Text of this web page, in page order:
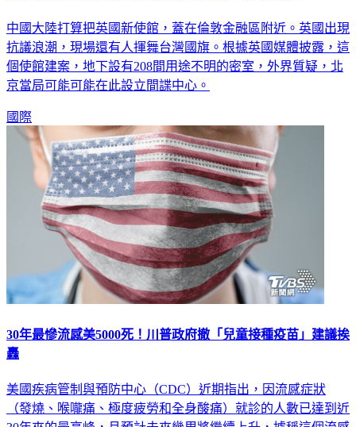
中國大陸打算把英國新使館，蓋在倫敦金融區附近。英國出現
抗議浪潮，現場還有人揮舞台灣國旗。根據英國媒體披露，這
個使館建案，地下設有208間用途不明的密室，外界質疑，北
京當局可能可能在此設立間諜中心。
國際
30年最慘流感美5000死！川普政府撤「兒童接種疫苗」建議挨
轟
美國疾病管制與預防中心（CDC）近期指出，因流感症狀
（發燒、喉嚨痛、極度疲勞和全身酸痛）就診的人數已達到近